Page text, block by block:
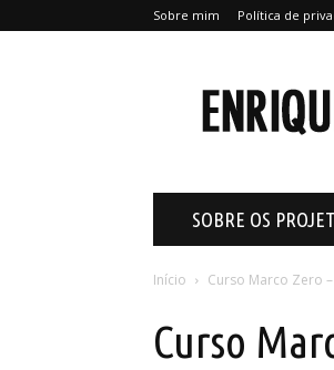
Sobre mim Política de
SOBRE OS
Início Curso Marco Zero
Curso